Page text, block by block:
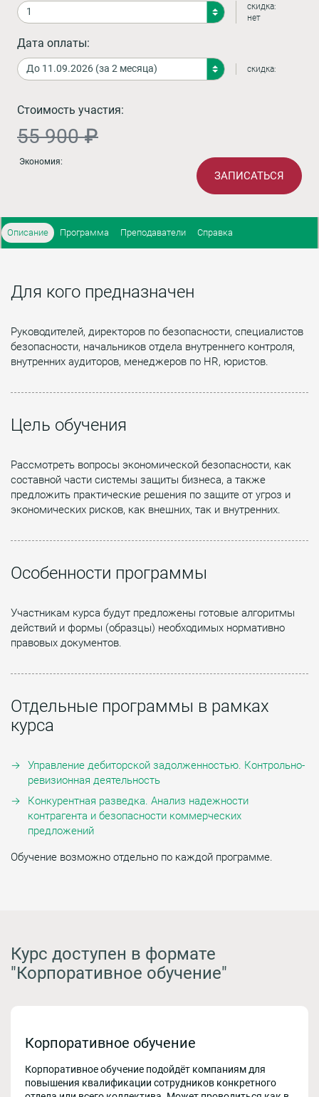
скидка:
нет
Дата оплаты:
скидка:
Стоимость участия:
55 900 ₽
Экономия:
ЗАПИСАТЬСЯ
Описание Программа Преподаватели Справка
Для кого предназначен
Руководителей, директоров по безопасности, специалистов
безопасности, начальников отдела внутреннего контроля,
внутренних аудиторов, менеджеров по HR, юристов.
Цель обучения
Рассмотреть вопросы экономической безопасности, как
составной части системы защиты бизнеса, а также
предложить практические решения по защите от угроз и
экономических рисков, как внешних, так и внутренних.
Особенности программы
Участникам курса будут предложены готовые алгоритмы
действий и формы (образцы) необходимых нормативно
правовых документов.
Отдельные программы в рамках
курса
Управление дебиторской задолженностью. Контрольно-
ревизионная деятельность
Конкурентная разведка. Анализ надежности
контрагента и безопасности коммерческих
предложений
Обучение возможно отдельно по каждой программе.
Курс доступен в формате
"Корпоративное обучение"
Корпоративное обучение
Корпоративное обучение подойдёт компаниям для
повышения квалификации сотрудников конкретного